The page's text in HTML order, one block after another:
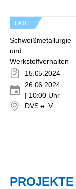
FA 01
Schweißmetallurgie
und
Werkstoffverhalten
15.05.2024
26.06.2024
| 10:00 Uhr
DVS e. V.
PROJEKTE